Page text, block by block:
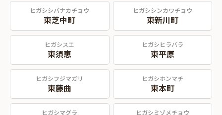
ヒガシシバナカチョウ
東芝中町
ヒガシシンカワチョウ
東新川町
ヒガシスエ
東須恵
ヒガシヒラバラ
東平原
ヒガシフジマガリ
東藤曲
ヒガシホンマチ
東本町
ヒガシマグラ ヒガシミゾメチョウ